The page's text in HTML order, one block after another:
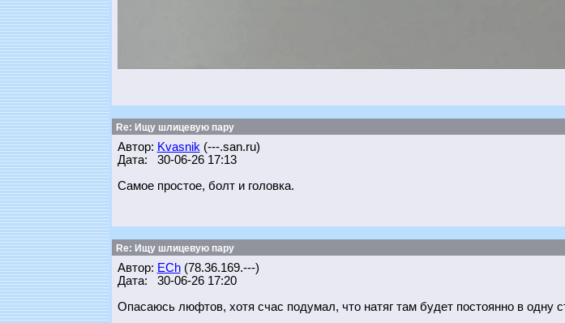
Re: Ищу шлицевую пару
Автор: Kvasnik (---.san.ru)
Дата: 30-06-26 17:13
Самое простое, болт и головка.
Re: Ищу шлицевую пару
Автор: ECh(78.36.169.---)
Дата: 30-06-26 17:20
Опасаюсь люфтов, хотя счас подумал, что натяг там будет постоянно в одну